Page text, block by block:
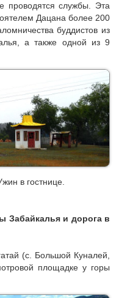
в приграничном с
проявляется
хум», расположен
проводятся службы. Эта
Дацана более 200
буддистов из
а также одной из 9